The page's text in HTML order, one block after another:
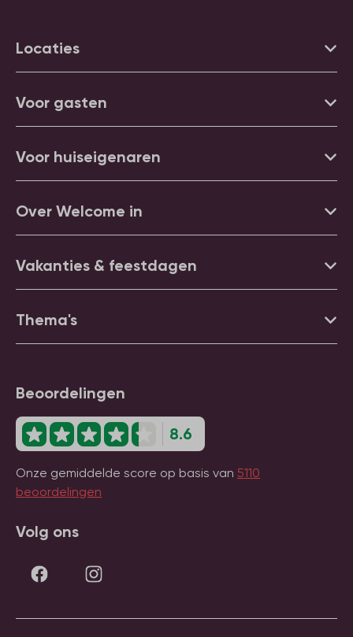
Locaties
Voor gasten
Voor huiseigenaren
Over Welcome in
Vakanties & feestdagen
Thema's
Beoordelingen
8.6
Onze gemiddelde score op basis van 5110
beoordelingen
Volg ons